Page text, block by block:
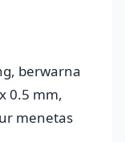
berwarna
0.5 mm,
menetas